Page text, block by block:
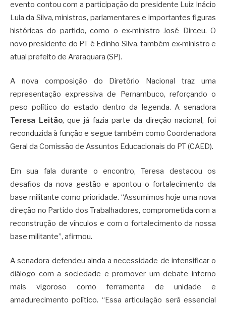
evento contou com a participação do presidente Luiz Inácio
Lula da Silva, ministros, parlamentares e importantes figuras
históricas do partido, como o ex-ministro José Dirceu. O
novo presidente do PT é Edinho Silva, também ex-ministro e
atual prefeito de Araraquara (SP).
A nova composição do Diretório Nacional traz uma
representação expressiva de Pernambuco, reforçando o
peso político do estado dentro da legenda. A senadora
Teresa Leitão, que já fazia parte da direção nacional, foi
reconduzida à função e segue também como Coordenadora
Geral da Comissão de Assuntos Educacionais do PT (CAED).
Em sua fala durante o encontro, Teresa destacou os
desafios da nova gestão e apontou o fortalecimento da
base militante como prioridade. “Assumimos hoje uma nova
direção no Partido dos Trabalhadores, comprometida com a
reconstrução de vínculos e com o fortalecimento da nossa
base militante”, afirmou.
A senadora defendeu ainda a necessidade de intensificar o
diálogo com a sociedade e promover um debate interno
mais vigoroso como ferramenta de unidade e
amadurecimento político. “Essa articulação será essencial